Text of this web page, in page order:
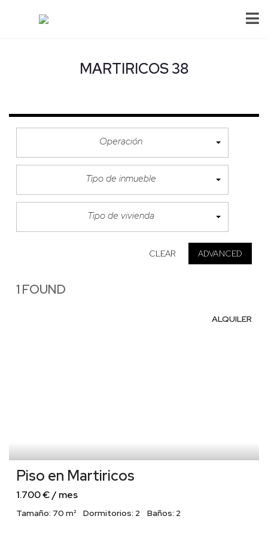
MARTIRICOS 38
Operación
Tipo de inmueble
Tipo de vivienda
CLEAR ADVANCED
1 FOUND
ALQUILER
Piso en Martiricos
1.700 € / mes
Tamaño: 70 m² Dormitorios: 2 Baños: 2